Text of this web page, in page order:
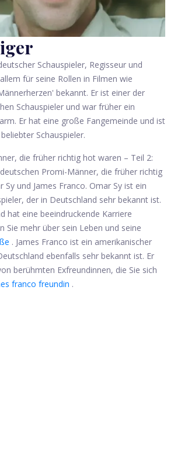
Schauspieler, Regisseur und
für seine Rollen in Filmen wie
bekannt. Er ist einer der
Schauspieler und war früher ein
Er hat eine große Fangemeinde und ist
Schauspieler.
die früher richtig hot waren – Teil 2:
Promi-Männer, die früher richtig
und James Franco. Omar Sy ist ein
der in Deutschland sehr bekannt ist.
hat eine beeindruckende Karriere
Sie mehr über sein Leben und seine
. James Franco ist ein amerikanischer
ebenfalls sehr bekannt ist. Er
berühmten Exfreundinnen, die Sie sich
franco freundin .